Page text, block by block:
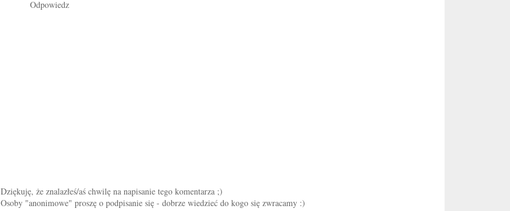
Odpowiedz
Dziękuję, że znalazłeś/aś chwilę na napisanie tego komentarza ;)
Osoby "anonimowe" proszę o podpisanie się - dobrze wiedzieć do kogo się zwracamy :)